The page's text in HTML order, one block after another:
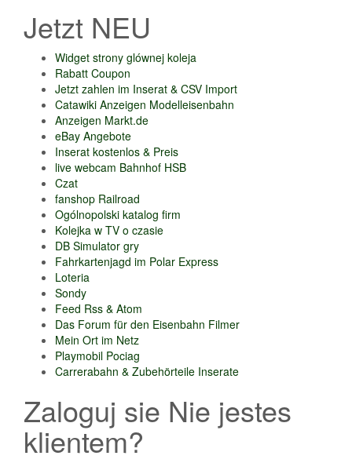
Jetzt NEU
Widget strony glównej koleja
Rabatt Coupon
Jetzt zahlen im Inserat & CSV Import
Catawiki Anzeigen Modelleisenbahn
Anzeigen Markt.de
eBay Angebote
Inserat kostenlos & Preis
live webcam Bahnhof HSB
Czat
fanshop Railroad
Ogólnopolski katalog firm
Kolejka w TV o czasie
DB Simulator gry
Fahrkartenjagd im Polar Express
Loteria
Sondy
Feed Rss & Atom
Das Forum für den Eisenbahn Filmer
Mein Ort im Netz
Playmobil Pociag
Carrerabahn & Zubehörteile Inserate
Zaloguj sie Nie jestes
klientem?